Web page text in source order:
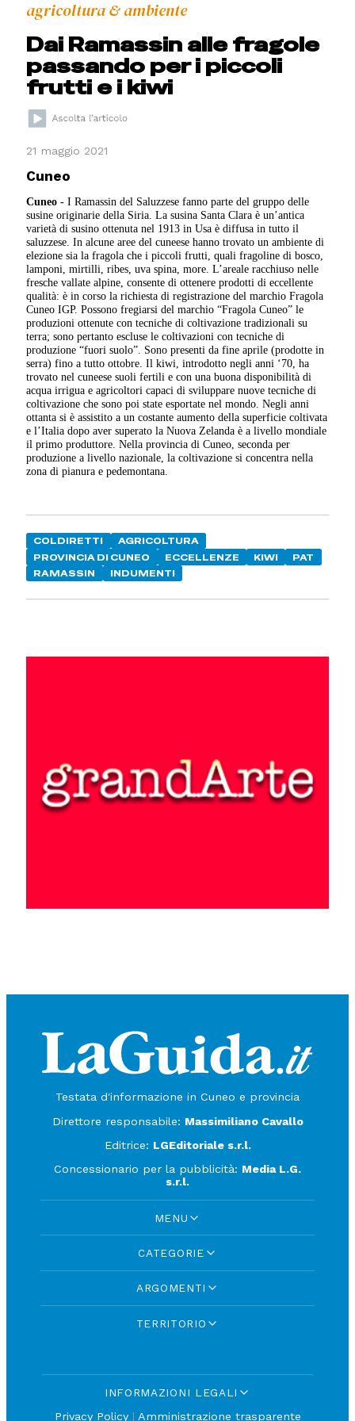
agricoltura & ambiente
Dai Ramassin alle fragole
passando per i piccoli
frutti e i kiwi
21 maggio 2021
Cuneo
Cuneo -I Ramassin del Saluzzese fanno parte del gruppo delle
susine originarie della Siria. La susina Santa Clara è un’antica
varietà di susino ottenuta nel 1913 in Usa è diffusa in tutto il
saluzzese. In alcune aree del cuneese hanno trovato un ambiente di
elezione sia la fragola che i piccoli frutti, quali fragoline di bosco,
lamponi, mirtilli, ribes, uva spina, more. L’areale racchiuso nelle
fresche vallate alpine, consente di ottenere prodotti di eccellente
qualità: è in corso la richiesta di registrazione del marchio Fragola
Cuneo IGP. Possono fregiarsi del marchio “Fragola Cuneo” le
produzioni ottenute con tecniche di coltivazione tradizionali su
terra; sono pertanto escluse le coltivazioni con tecniche di
produzione “fuori suolo”. Sono presenti da fine aprile (prodotte in
serra) fino a tutto ottobre. Il kiwi, introdotto negli anni ‘70, ha
trovato nel cuneese suoli fertili e con una buona disponibilità di
acqua irrigua e agricoltori capaci di sviluppare nuove tecniche di
coltivazione che sono poi state esportate nel mondo. Negli anni
ottanta si è assistito a un costante aumento della superficie coltivata
e l’Italia dopo aver superato la Nuova Zelanda è a livello mondiale
il primo produttore. Nella provincia di Cuneo, seconda per
produzione a livello nazionale, la coltivazione si concentra nella
zona di pianura e pedemontana.
COLDIRETTI
AGRICOLTURA
PROVINCIA DI CUNEO
ECCELLENZE KIWI
PAT
RAMASSIN
INDUMENTI
Testata d'informazione in Cuneo e provincia
Direttore responsabile: Massimiliano Cavallo
Editrice: LGEditoriale s.r.l.
Concessionario per la pubblicità: Media L.G.
s.r.l.
MENU
CATEGORIE
ARGOMENTI
TERRITORIO
INFORMAZIONI LEGALI
Privacy Policy| Amministrazione trasparente